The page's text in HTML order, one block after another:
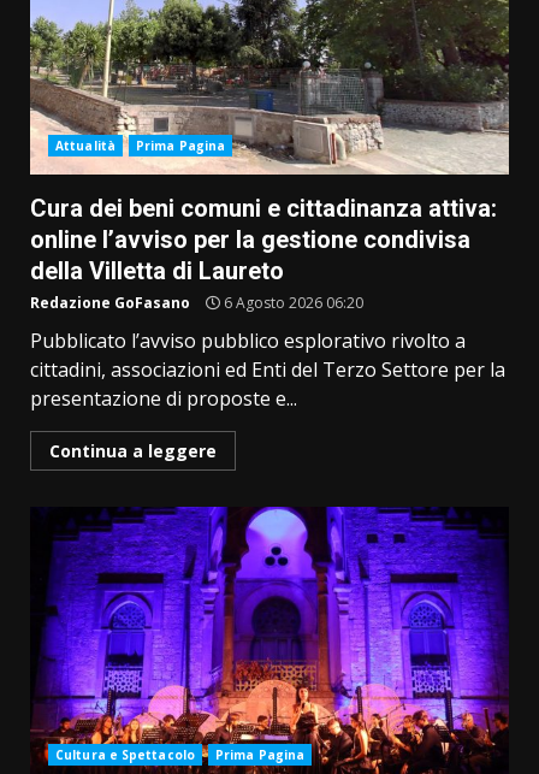
Attualità Prima Pagina
Cura dei beni comuni e cittadinanza attiva:
online l’avviso per la gestione condivisa
della Villetta di Laureto
Redazione GoFasano 6 Agosto 2026 06:20
Pubblicato l’avviso pubblico esplorativo rivolto a
cittadini, associazioni ed Enti del Terzo Settore per la
presentazione di proposte e...
Continua a leggere
Cultura e Spettacolo Prima Pagina